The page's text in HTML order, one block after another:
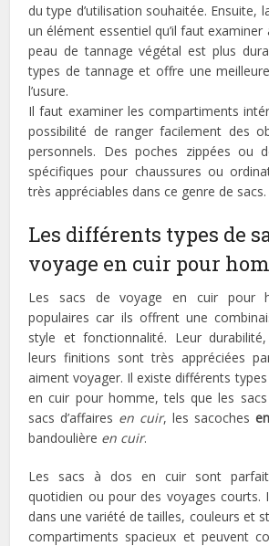
du type d’utilisation souhaitée. Ensuite,
un élément essentiel qu’il faut
peau de tannage végétal est plus
types de tannage et offre une
l’usure.
Il faut examiner les compartiments
possibilité de ranger facilement des
personnels. Des poches zippées ou
spécifiques pour chaussures ou
très appréciables dans ce genre de sacs.
Les différents types de
voyage en cuir pour
Les sacs de voyage en cuir pour
populaires car ils offrent une
style et fonctionnalité. Leur
leurs finitions sont très appréciées
aiment voyager. Il existe différents
en cuir pour homme, tels que les
sacs d’affaires en cuir, les sacoches
bandoulière en cuir.
Les sacs à dos en cuir sont
quotidien ou pour des voyages courts.
dans une variété de tailles, couleurs et
compartiments spacieux et peuvent